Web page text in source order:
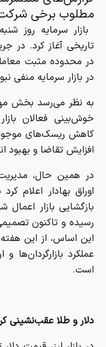
تاریخی آغاز کرد. در
در محدوده مثبت
در بازار سرمایه منفی
به نظر می‌رسد بخش
خوش‌بینی فعالان
کاهش ریسک‌های
افزایش تقاضا و بهبود
در همین حال،
اوراق بهادار اعلام
بازگشایی بازار
رسیده و تاکنون
این اساس، از این
عملکرد
است.